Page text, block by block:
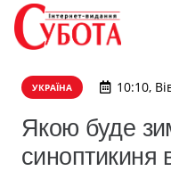
УКРАЇНА 10:10,
Якою буде
синоптикиня